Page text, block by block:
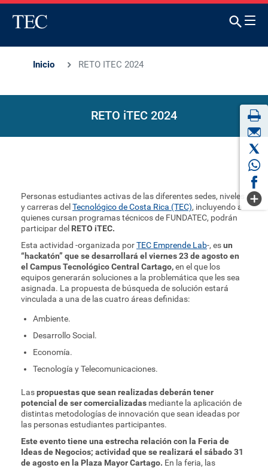
Inicio RETO ITEC 2024
RETO iTEC 2024
Personas estudiantes activas de las diferentes sedes, niveles
y carreras del Tecnológico de Costa Rica (TEC), incluyendo a
quienes cursan programas técnicos de FUNDATEC, podrán
participar del RETO iTEC.
Esta actividad -organizada porTEC Emprende Lab-, esun
“hackatón” que se desarrollará el viernes 23 de agosto en
el Campus Tecnológico Central Cartago,en el que los
equipos generarán soluciones a la problemática que les sea
asignada. La propuesta de búsqueda de solución estará
vinculada a una de las cuatro áreas definidas:
Ambiente.
Desarrollo Social.
Economía.
Tecnología y Telecomunicaciones.
Laspropuestas que sean realizadas deberán tener
potencial de ser comercializadas mediante la aplicación de
distintas metodologías de innovación que sean ideadas por
las personas estudiantes participantes.
Este evento tiene una estrecha relación con la Feria de
Ideas de Negocios; actividad que se realizará el sábado 31
de agosto en la Plaza Mayor Cartago. En la feria, las